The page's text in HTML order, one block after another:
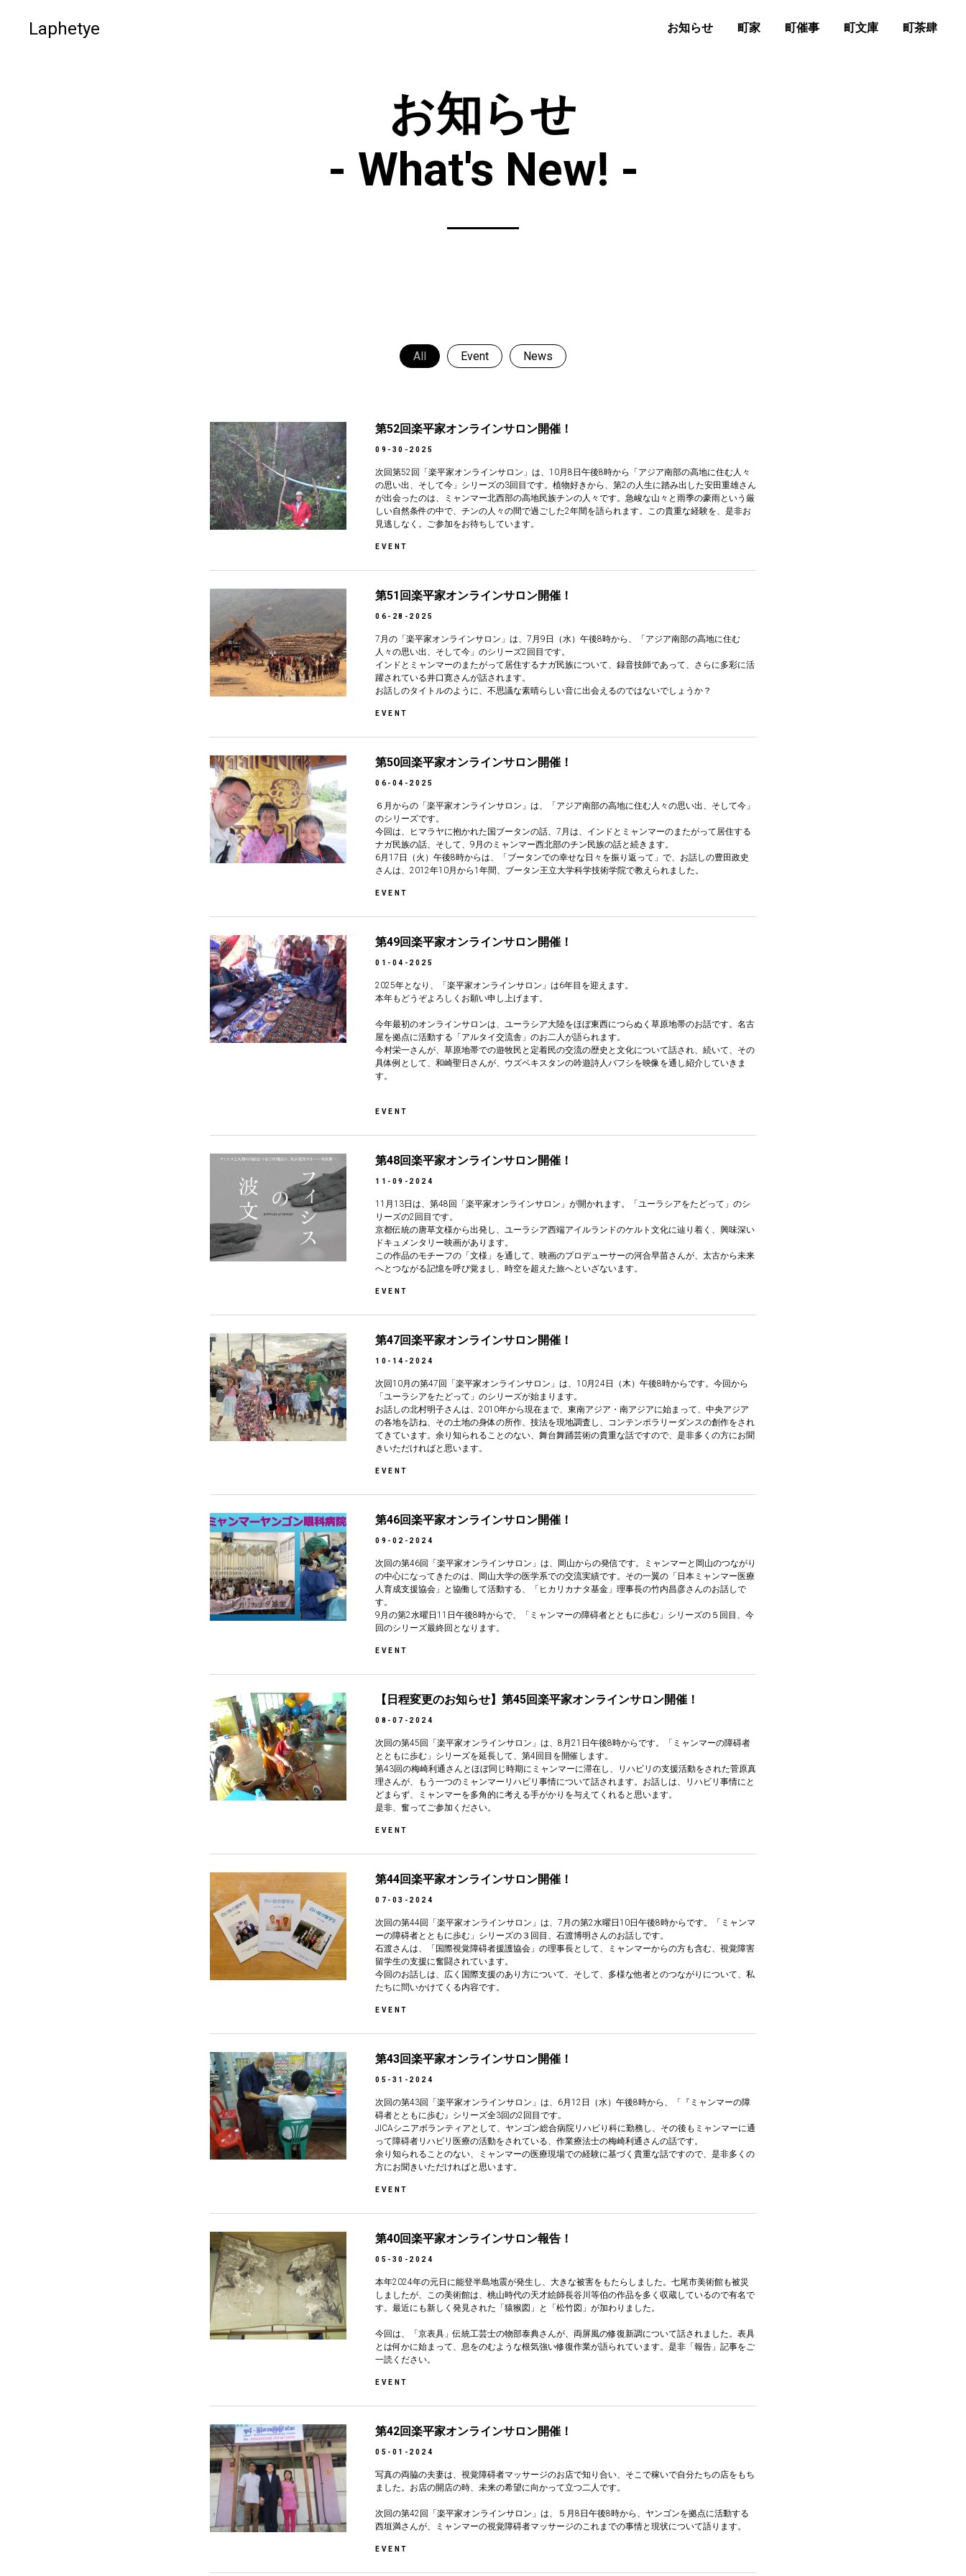
Laphetye お知らせ 町家 町催事 町文庫 町茶肆
お知らせ
- What's New! -
All Event News
第52回楽平家オンラインサロン開催！
09-30-2025
次回第52回「楽平家オンラインサロン」は、10月8日午後8時から「アジア南部の高地に住む人々
の思い出、そして今」シリーズの3回目です。植物好きから、第2の人生に踏み出した安田重雄さん
が出会ったのは、ミャンマー北西部の高地民族チンの人々です。急峻な山々と雨季の豪雨という厳
しい自然条件の中で、チンの人々の間で過ごした2年間を語られます。この貴重な経験を、是非お
見逃しなく。ご参加をお待ちしています。
EVENT
第51回楽平家オンラインサロン開催！
06-28-2025
7月の「楽平家オンラインサロン」は、7月9日（水）午後8時から、「アジア南部の高地に住む
人々の思い出、そして今」のシリーズ2回目です。
インドとミャンマーのまたがって居住するナガ民族について、録音技師であって、さらに多彩に活
躍されている井口寛さんが話されます。
お話しのタイトルのように、不思議な素晴らしい音に出会えるのではないでしょうか？
EVENT
第50回楽平家オンラインサロン開催！
06-04-2025
６月からの「楽平家オンラインサロン」は、「アジア南部の高地に住む人々の思い出、そして今」
のシリーズです。
今回は、ヒマラヤに抱かれた国ブータンの話、7月は、インドとミャンマーのまたがって居住する
ナガ民族の話、そして、9月のミャンマー西北部のチン民族の話と続きます。
6月17日（火）午後8時からは、「ブータンでの幸せな日々を振り返って」で、お話しの豊田政史
さんは、2012年10月から1年間、ブータン王立大学科学技術学院で教えられました。
EVENT
第49回楽平家オンラインサロン開催！
01-04-2025
2025年となり、「楽平家オンラインサロン」は6年目を迎えます。
本年もどうぞよろしくお願い申し上げます。
今年最初のオンラインサロンは、ユーラシア大陸をほぼ東西につらぬく草原地帯のお話です。名古
屋を拠点に活動する「アルタイ交流舎」のお二人が語られます。
今村栄一さんが、草原地帯での遊牧民と定着民の交流の歴史と文化について話され、続いて、その
具体例として、和崎聖日さんが、ウズベキスタンの吟遊詩人バフシを映像を通し紹介していきま
す。
EVENT
第48回楽平家オンラインサロン開催！
11-09-2024
11月13日は、第48回「楽平家オンラインサロン」が開かれます。「ユーラシアをたどって」のシ
リーズの2回目です。
京都伝統の唐草文様から出発し、ユーラシア西端アイルランドのケルト文化に辿り着く、興味深い
ドキュメンタリー映画があります。
この作品のモチーフの「文様」を通して、映画のプロデューサーの河合早苗さんが、太古から未来
へとつながる記憶を呼び覚まし、時空を超えた旅へといざないます。
EVENT
第47回楽平家オンラインサロン開催！
10-14-2024
次回10月の第47回「楽平家オンラインサロン」は、10月24日（木）午後8時からです。今回から
「ユーラシアをたどって」のシリーズが始まります。
お話しの北村明子さんは、2010年から現在まで、東南アジア・南アジアに始まって、中央アジア
の各地を訪ね、その土地の身体の所作、技法を現地調査し、コンテンポラリーダンスの創作をされ
てきています。余り知られることのない、舞台舞踊芸術の貴重な話ですので、是非多くの方にお聞
きいただければと思います。
EVENT
第46回楽平家オンラインサロン開催！
09-02-2024
次回の第46回「楽平家オンラインサロン」は、岡山からの発信です。ミャンマーと岡山のつながり
の中心になってきたのは、岡山大学の医学系での交流実績です。その一翼の「日本ミャンマー医療
人育成支援協会」と協働して活動する、「ヒカリカナタ基金」理事長の竹内昌彦さんのお話しで
す。
9月の第2水曜日11日午後8時からで、「ミャンマーの障碍者とともに歩む」シリーズの５回目、今
回のシリーズ最終回となります。
EVENT
【日程変更のお知らせ】第45回楽平家オンラインサロン開催！
08-07-2024
次回の第45回「楽平家オンラインサロン」は、8月21日午後8時からです。「ミャンマーの障碍者
とともに歩む」シリーズを延長して、第4回目を開催します。
第43回の梅崎利通さんとほぼ同じ時期にミャンマーに滞在し、リハビリの支援活動をされた菅原真
理さんが、もう一つのミャンマーリハビリ事情について話されます。お話しは、リハビリ事情にと
どまらず、ミャンマーを多角的に考える手がかりを与えてくれると思います。
是非、奮ってご参加ください。
EVENT
第44回楽平家オンラインサロン開催！
07-03-2024
次回の第44回「楽平家オンラインサロン」は、7月の第2水曜日10日午後8時からです。「ミャンマ
ーの障碍者とともに歩む」シリーズの３回目、石渡博明さんのお話しです。
石渡さんは、「国際視覚障碍者援護協会」の理事長として、ミャンマーからの方も含む、視覚障害
留学生の支援に奮闘されています。
今回のお話しは、広く国際支援のあり方について、そして、多様な他者とのつながりについて、私
たちに問いかけてくる内容です。
EVENT
第43回楽平家オンラインサロン開催！
05-31-2024
次回の第43回「楽平家オンラインサロン」は、6月12日（水）午後8時から、「『ミャンマーの障
碍者とともに歩む』シリーズ全3回の2回目です。
JICAシニアボランティアとして、ヤンゴン総合病院リハビり科に勤務し、その後もミャンマーに通
って障碍者リハビリ医療の活動をされている、作業療法士の梅崎利通さんの話です。
余り知られることのない、ミャンマーの医療現場での経験に基づく貴重な話ですので、是非多くの
方にお聞きいただければと思います。
EVENT
第40回楽平家オンラインサロン報告！
05-30-2024
本年2024年の元日に能登半島地震が発生し、大きな被害をもたらしました。七尾市美術館も被災
しましたが、この美術館は、桃山時代の天才絵師長谷川等伯の作品を多く収蔵しているので有名で
す。最近にも新しく発見された「猿猴図」と「松竹図」が加わりました。
今回は、「京表具」伝統工芸士の物部泰典さんが、両屏風の修復新調について話されました。表具
とは何かに始まって、息をのむような根気強い修復作業が語られています。是非「報告」記事をご
一読ください。
EVENT
第42回楽平家オンラインサロン開催！
05-01-2024
写真の両脇の夫妻は、視覚障碍者マッサージのお店で知り合い、そこで稼いで自分たちの店をもち
ました。お店の開店の時、未来の希望に向かって立つ二人です。
次回の第42回「楽平家オンラインサロン」は、５月8日午後8時から、ヤンゴンを拠点に活動する
西垣満さんが、ミャンマーの視覚障碍者マッサージのこれまでの事情と現状について語ります。
EVENT